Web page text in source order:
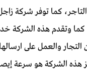
كما توفر شركة
وتقدم هذه الشركة
التجار والعمل على
هذه الشركة هو سرعة